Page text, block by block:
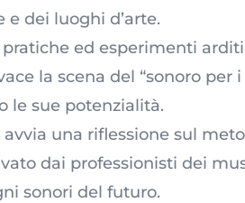
e dei luoghi d’arte.
ed esperimenti
la scena del “sonoro per
le sue potenzialità.
una riflessione sul
dai professionisti dei
sonori del futuro.